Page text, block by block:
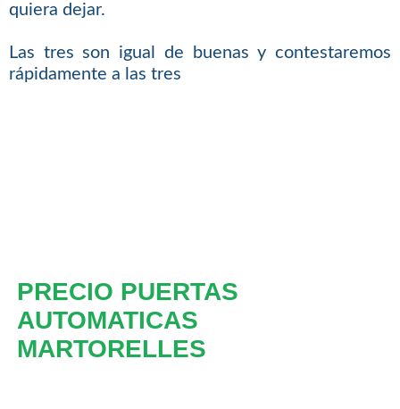
quiera dejar.
Las tres son igual de buenas y contestaremos
rápidamente a las tres
PRECIO PUERTAS
AUTOMATICAS
MARTORELLES